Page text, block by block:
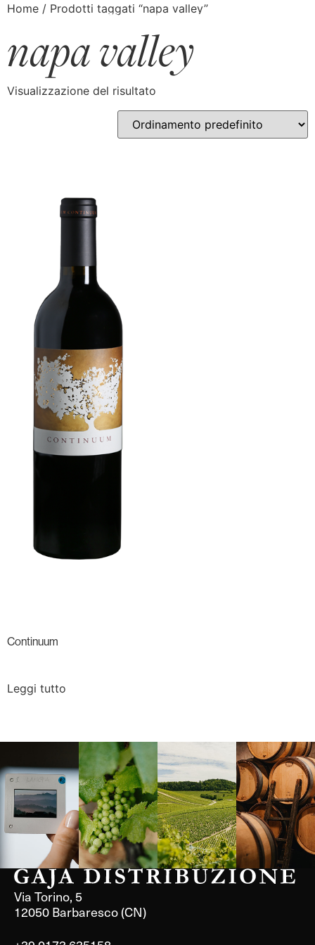
Home / Prodotti taggati “napa valley”
napa valley
Visualizzazione del risultato
Continuum
Leggi tutto
Borgogna,
Francia
Borgogna,
Francia
Instagram
Via Torino, 5
12050 Barbaresco (CN)